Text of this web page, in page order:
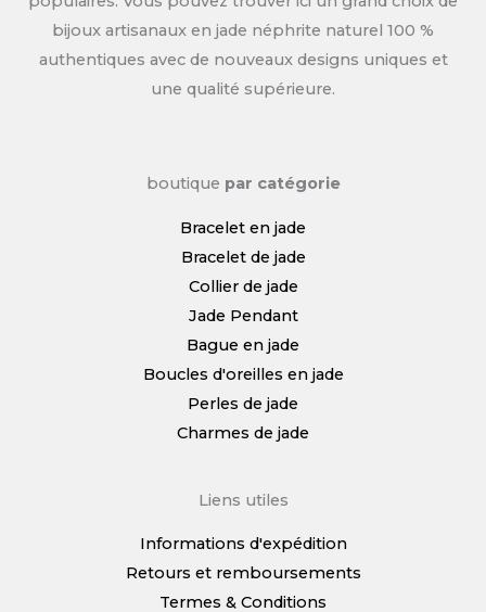
bijoux artisanaux en jade néphrite naturel 100 %
authentiques avec de nouveaux designs uniques et
une qualité supérieure.
boutique par catégorie
Bracelet en jade
Bracelet de jade
Collier de jade
Jade Pendant
Bague en jade
Boucles d'oreilles en jade
Perles de jade
Charmes de jade
Liens utiles
Informations d'expédition
Retours et remboursements
Termes & Conditions